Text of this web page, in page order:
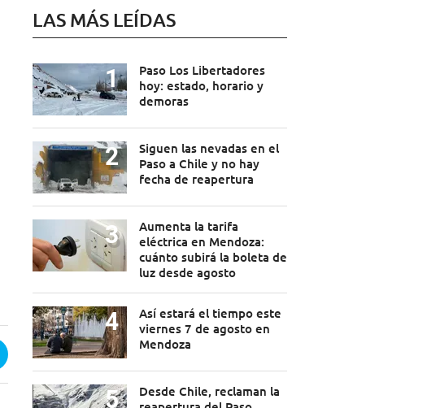
LAS MÁS LEÍDAS
Paso Los Libertadores
hoy: estado, horario y
demoras
Siguen las nevadas en el
Paso a Chile y no hay
fecha de reapertura
Aumenta la tarifa
eléctrica en Mendoza:
cuánto subirá la boleta de
luz desde agosto
Así estará el tiempo este
viernes 7 de agosto en
Mendoza
Desde Chile, reclaman la